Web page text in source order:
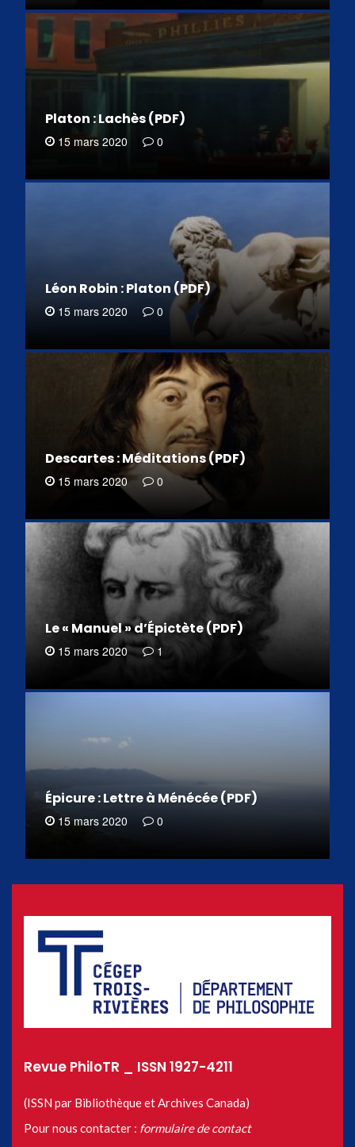
Platon : Lachès (PDF)
15 mars 2020 0
Léon Robin : Platon (PDF)
15 mars 2020 0
Descartes : Méditations (PDF)
15 mars 2020 0
Le « Manuel » d’Épictète (PDF)
15 mars 2020 1
Épicure : Lettre à Ménécée (PDF)
15 mars 2020 0
Revue PhiloTR _ ISSN 1927-4211
(ISSN par Bibliothèque et Archives Canada)
Pour nous contacter : formulaire de contact